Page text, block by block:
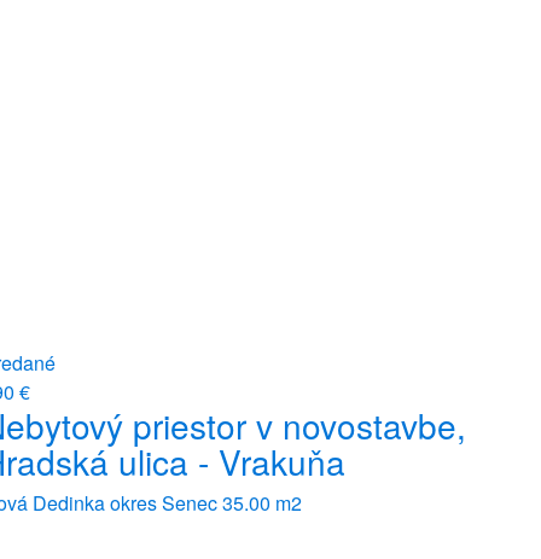
€
priestor v novostavbe,
ulica - Vrakuňa
Dedinka okres Senec35.00 m2